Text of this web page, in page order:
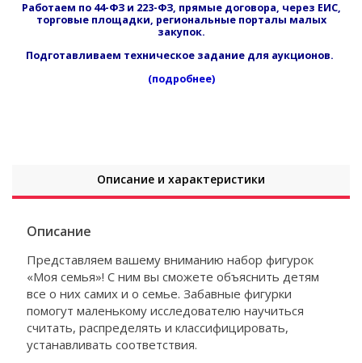
Работаем по 44-ФЗ и 223-ФЗ, прямые договора, через ЕИС,
торговые площадки, региональные порталы малых
закупок.
Подготавливаем техническое задание для аукционов.
(подробнее)
Описание и характеристики
Описание
Представляем вашему вниманию набор фигурок
«Моя семья»! С ним вы сможете объяснить детям
все о них самих и о семье. Забавные фигурки
помогут маленькому исследователю научиться
считать, распределять и классифицировать,
устанавливать соответствия.